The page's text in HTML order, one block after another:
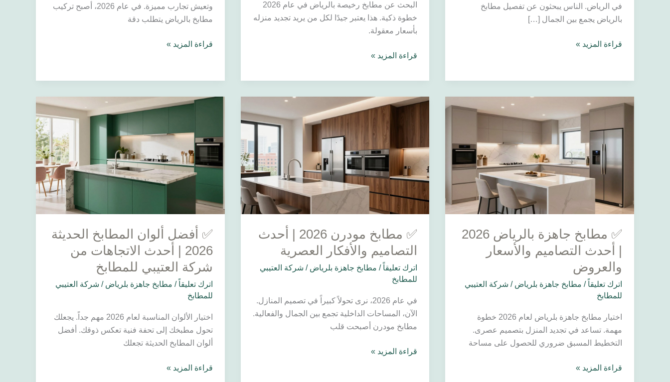
في الرياض. الناس يبحثون عن تفصيل مطابخ
بالرياض يجمع بين الجمال […]
قراءة المزيد »
البحث عن مطابخ رخيصة بالرياض في عام 2026
خطوة ذكية. هذا يعتبر جيدًا لكل من يريد تجديد منزله
بأسعار معقولة.
قراءة المزيد »
وتعيش تجارب مميزة. في عام 2026، أصبح تركيب
مطابخ بالرياض يتطلب دقة
قراءة المزيد »
✅ مطابخ جاهزة بالرياض 2026
| أحدث التصاميم والأسعار
والعروض
اترك تعليقاً / مطابخ جاهزة بلرياض / شركة العتيبي
للمطابخ
اختيار مطابخ جاهزة بلرياض لعام 2026 خطوة
مهمة. تساعد في تجديد المنزل بتصميم عصرى.
التخطيط المسبق ضروري للحصول على مساحة
✅
جاهزة
بالرياض
2026
|
التصاميم
والأسعار
قراءة المزيد »
✅ مطابخ مودرن 2026 | أحدث
التصاميم والأفكار العصرية
اترك تعليقاً / مطابخ جاهزة بلرياض / شركة العتيبي
للمطابخ
في عام 2026، نرى تحولاً كبيراً في تصميم المنازل.
الآن، المساحات الداخلية تجمع بين الجمال والفعالية.
مطابخ مودرن أصبحت قلب
✅
|
أحدث
التصاميم
والأفكار
قراءة المزيد »
✅ أفضل ألوان المطابخ الحديثة
2026 | أحدث الاتجاهات من
شركة العتيبي للمطابخ
اترك تعليقاً / مطابخ جاهزة بلرياض / شركة العتيبي
للمطابخ
اختيار الألوان المناسبة لعام 2026 مهم جداً. يجعلك
تحول مطبخك إلى تحفة فنية تعكس ذوقك. أفضل
ألوان المطابخ الحديثة تجعلك
✅
المطابخ
الحديثة
2026
الاتجاهات
شركة
العتيبي
للمطابخ
قراءة المزيد »